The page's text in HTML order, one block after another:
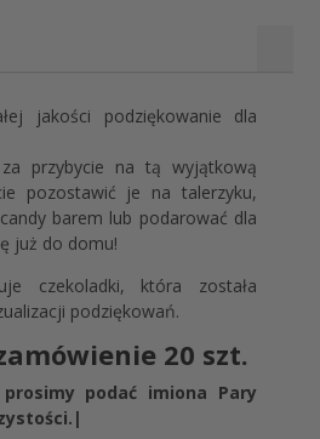
jakości podziękowanie dla
przybycie na tą wyjątkową
pozostawić je na talerzyku,
barem lub podarować dla
już do domu!
czekoladki, która została
podziękowań.
20 szt.
podać imiona Pary